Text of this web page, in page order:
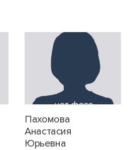
Пахомова
Анастасия
Юрьевна